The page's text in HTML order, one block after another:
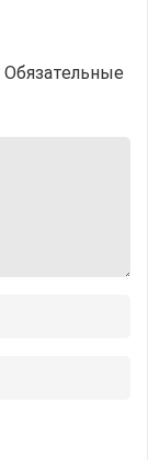
Обязательные